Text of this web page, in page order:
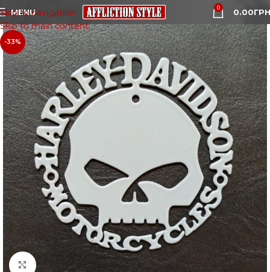
Skip to navigation
Skip to main content
MENU 0 0.00
-33%
Click to enlarge